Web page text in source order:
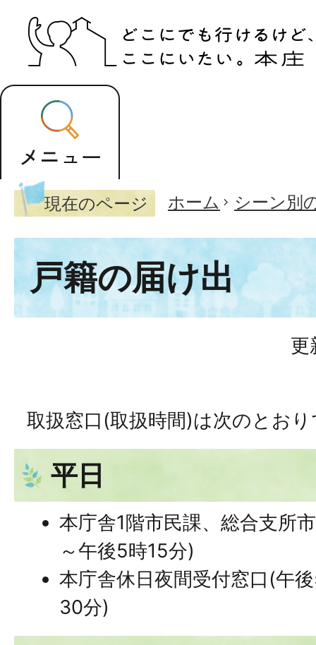
現在のページ ホーム シーン別
戸籍の届け出
更
取扱窓口(取扱時間)は次のとお
平日
本庁舎1階市民課、総合支所
～午後5時15分)
本庁舎休日夜間受付窓口(午
30分)